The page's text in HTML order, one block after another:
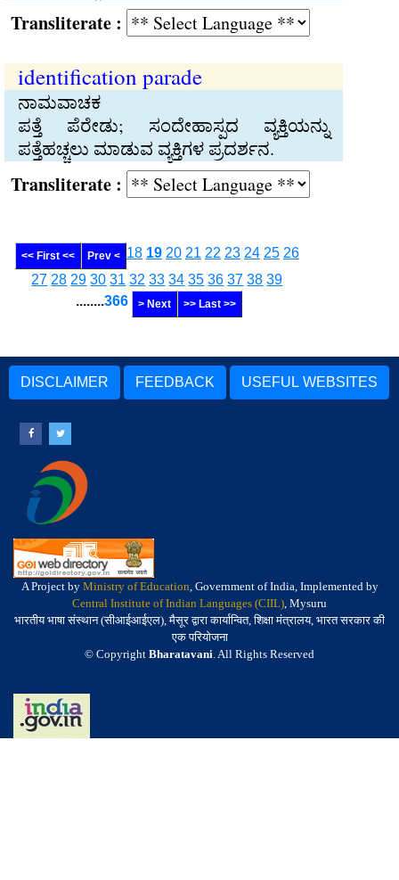
:
identification parade
ನಾಮವಾಚಕ
ಪತ್ತೆ ಪೆರೇಡು; ಸಂದೇಹಾಸ್ಪದ ವ್ಯಕ್ತಿಯನ್ನು
ಪತ್ತೆಹಚ್ಚಲು ಮಾಡುವ ವ್ಯಕ್ತಿಗಳ ಪ್ರದರ್ಶನ.
:
<< First << Prev < 18 19 20 21 22 23 24 25 26
27 28 29 30 31 32 33 34 35 36 37 38 39
........366 > Next >> Last >>
DISCLAIMER FEEDBACK USEFUL WEBSITES
A Project by Ministry of Education, Government of India, Implemented by
Central Institute of Indian Languages (CIIL), Mysuru
भारतीय भाषा संस्थान (सीआईआईएल), मैसूर द्वारा कार्यान्वित, शिक्षा मंत्रालय, भारत सरकार की
एक परियोजना
© Copyright Bharatavani. All Rights Reserved